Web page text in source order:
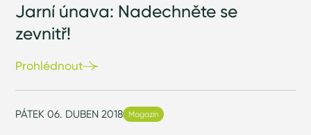
Jarní únava: Nadechněte se
zevnitř!
Prohlédnout
PÁTEK 06. DUBEN 2018 Magazín